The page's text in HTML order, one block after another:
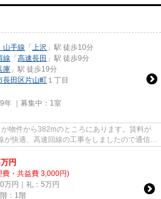
山手線 「 上沢 」駅 徒歩10分
線 「 高速長田 」駅 徒歩9分
庫 」駅 徒歩19分
長田区 片山町 １丁目
年 ｜募集中： 1室
物件から382mのところにあります。賃料が
が快適、高速回線の工事をしましたので通信ラ
万円
費・共益費 3,000円)
万円｜礼：5万円
：1階